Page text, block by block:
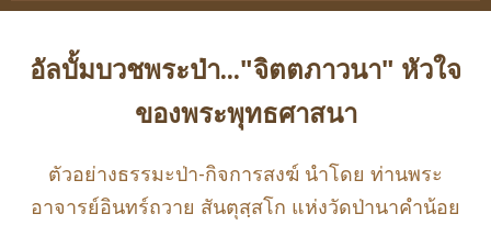
อัลบั้มบวชพระป่า..."จิตตภาวนา" หัวใจ
ของพระพุทธศาสนา
ตัวอย่างธรรมะป่า-กิจการสงฆ์ นำโดย ท่านพระ
อาจารย์อินทร์ถวาย สันตุสฺสโก แห่งวัดป่านาคำน้อย